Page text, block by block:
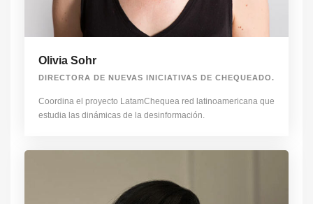
Olivia Sohr
DIRECTORA DE NUEVAS INICIATIVAS DE CHEQUEADO.
Coordina el proyecto LatamChequea red latinoamericana que
estudia las dinámicas de la desinformación.